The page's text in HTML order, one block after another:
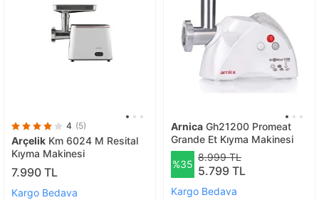
4 (5)
Arçelik Km 6024 M Resital
Kıyma Makinesi
7.990 TL
Kargo Bedava
Arnica Gh21200 Promeat
Grande Et Kıyma Makinesi
%35
8.999 TL
5.799 TL
Kargo Bedava